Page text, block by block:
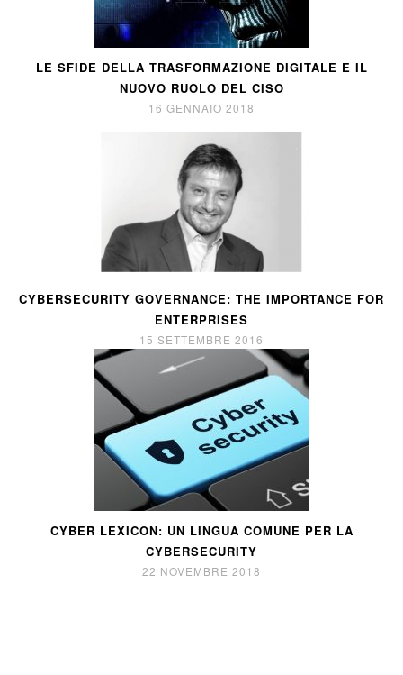
LE SFIDE DELLA TRASFORMAZIONE DIGITALE E IL
NUOVO RUOLO DEL CISO
16 GENNAIO 2018
CYBERSECURITY GOVERNANCE: THE IMPORTANCE FOR
ENTERPRISES
15 SETTEMBRE 2016
CYBER LEXICON: UN LINGUA COMUNE PER LA
CYBERSECURITY
22 NOVEMBRE 2018